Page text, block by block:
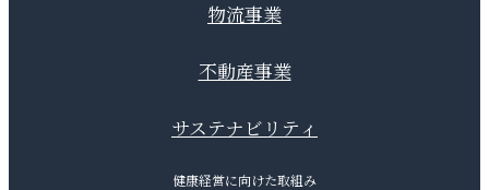
物流事業
不動産事業
サステナビリティ
健康経営に向けた取組み